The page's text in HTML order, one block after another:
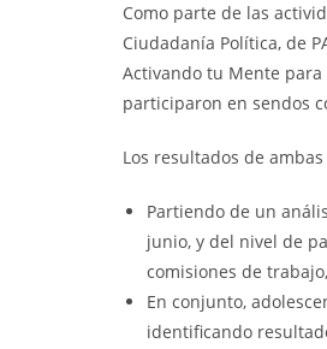
Como parte de las
Ciudadanía Política, de
Activando tu Mente
participaron en sendos
Los resultados de
Partiendo de un
junio, y del nivel de
comisiones de
En conjunto,
identificando